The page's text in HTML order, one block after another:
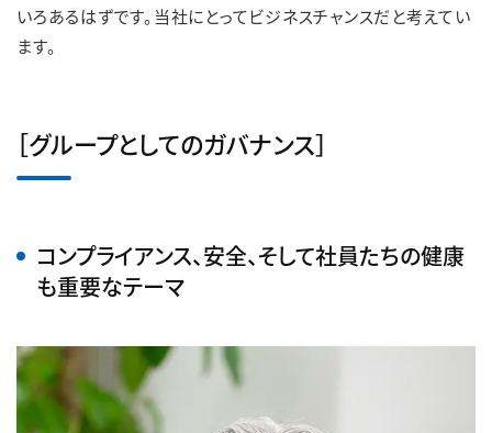
いろあるはずです。当社にとってビジネスチャンスだと考えてい
ます。
［グループとしてのガバナンス］
コンプライアンス、安全、そして社員たちの健康
も重要なテーマ